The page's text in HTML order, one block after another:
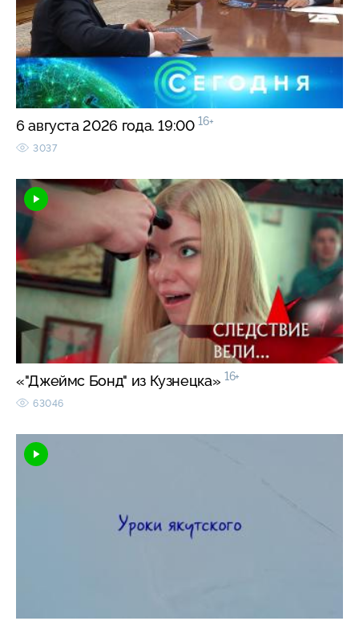
6 августа 2026 года. 19:00 16+
3037
«"Джеймс Бонд" из Кузнецка» 16+
63046